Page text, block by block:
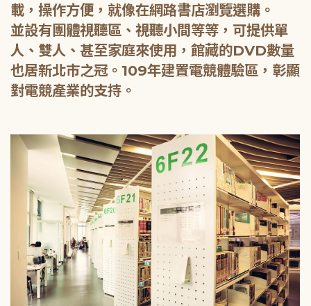
載，操作方便，就像在網路書店瀏覽選購。
並設有團體視聽區、視聽小間等等，可提供單
人、雙人、甚至家庭來使用，館藏的DVD數量
也居新北市之冠。109年建置電競體驗區，彰顯
對電競產業的支持。